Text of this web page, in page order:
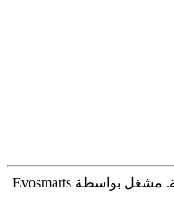
© 2026 waseeteg. كل الحقوق محفوظة. مشغل بواسطة Evosmarts